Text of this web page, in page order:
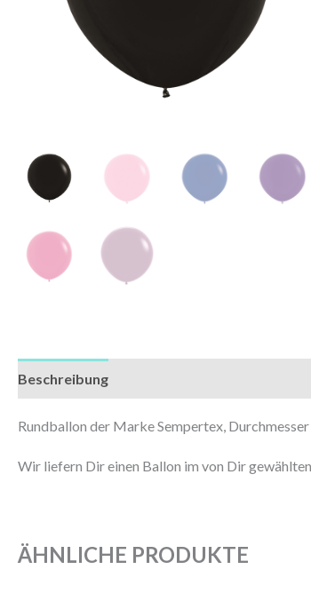
Beschreibung
Rundballon der Marke Sempertex,
Wir liefern Dir einen Ballon im von Dir
ÄHNLICHE PRODUKTE